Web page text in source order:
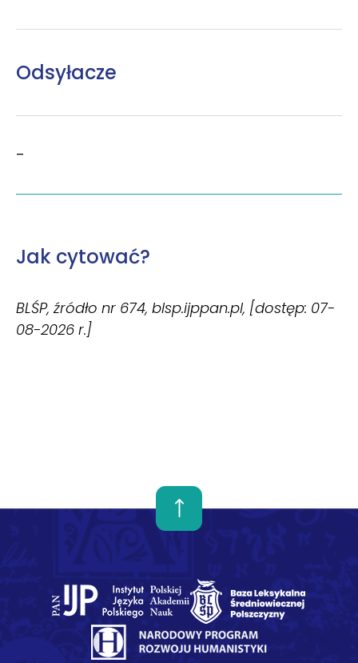
Odsyłacze
–
Jak cytować?
BLŚP, źródło nr 674, blsp.ijppan.pl, [dostęp: 07-
08-2026 r.]